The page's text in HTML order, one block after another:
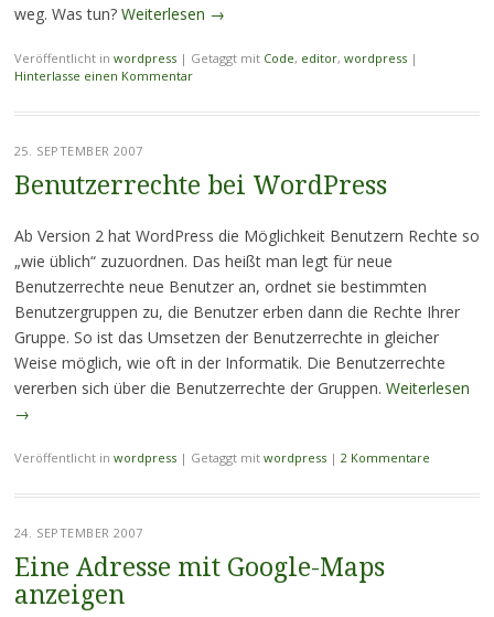
weg. Was tun? Weiterlesen →
Veröffentlicht in wordpress | Getaggt mit Code, editor, wordpress |
Hinterlasse einen Kommentar
25. SEPTEMBER 2007
Benutzerrechte bei WordPress
Ab Version 2 hat WordPress die Möglichkeit Benutzern Rechte so
„wie üblich“ zuzuordnen. Das heißt man legt für neue
Benutzerrechte neue Benutzer an, ordnet sie bestimmten
Benutzergruppen zu, die Benutzer erben dann die Rechte Ihrer
Gruppe. So ist das Umsetzen der Benutzerrechte in gleicher
Weise möglich, wie oft in der Informatik. Die Benutzerrechte
vererben sich über die Benutzerrechte der Gruppen. Weiterlesen
→
Veröffentlicht in wordpress | Getaggt mit wordpress | 2 Kommentare
24. SEPTEMBER 2007
Eine Adresse mit Google-Maps
anzeigen